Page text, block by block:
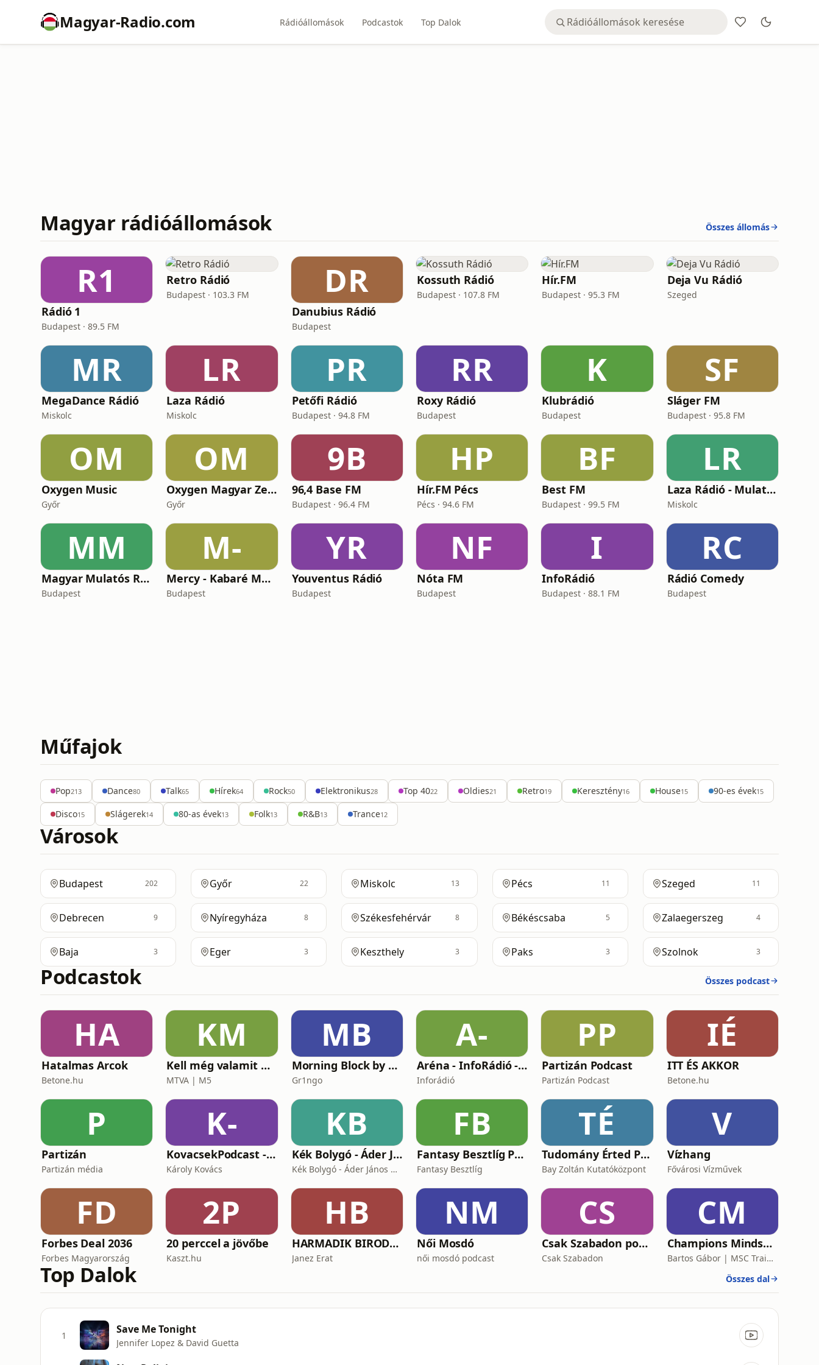
Magyar-Radio.com Rádióállomások Podcastok Top Dalok
Magyar rádióállomások Összes állomás
R1
Rádió 1
Budapest · 89.5 FM
Retro Rádió
Budapest · 103.3 FM DR
Danubius Rádió
Budapest
Kossuth Rádió
Budapest · 107.8 FM
Hír.FM
Budapest · 95.3 FM
Deja Vu Rádió
Szeged
MR
MegaDance Rádió
Miskolc
LR
Laza Rádió
Miskolc
PR
Petőfi Rádió
Budapest · 94.8 FM
RR
Roxy Rádió
Budapest
K
Klubrádió
Budapest
SF
Sláger FM
Budapest · 95.8 FM
OM
Oxygen Music
Győr
OM
Oxygen Magyar Zene
Győr
9B
96,4 Base FM
Budapest · 96.4 FM
HP
Hír.FM Pécs
Pécs · 94.6 FM
BF
Best FM
Budapest · 99.5 FM
LR
Laza Rádió - Mulatós
Miskolc
MM
Magyar Mulatós Rádió
Budapest
M-
Mercy - Kabaré Magyar Rádió
Budapest
YR
Youventus Rádió
Budapest
NF
Nóta FM
Budapest
I
InfoRádió
Budapest · 88.1 FM
RC
Rádió Comedy
Budapest
Műfajok
Pop213 Dance80 Talk65 Hírek64 Rock50 Elektronikus28 Top 4022 Oldies21 Retro19 Keresztény16 House15 90-es évek15
Disco15 Slágerek14 80-as évek13 Folk13 R&B13 Trance12
Városok
Budapest 202 Győr 22 Miskolc 13 Pécs 11 Szeged 11
Debrecen 9 Nyíregyháza 8 Székesfehérvár 8 Békéscsaba 5 Zalaegerszeg 4
Baja 3 Eger 3 Keszthely 3 Paks 3 Szolnok 3
Podcastok Összes podcast
HA
Hatalmas Arcok
Betone.hu
KM
Kell még valamit mondanom, Ildikó?
MTVA | M5
MB
Morning Block by Gr1ngo
Gr1ngo
A-
Aréna - InfoRádió - Infostart.hu
Inforádió
PP
Partizán Podcast
Partizán Podcast
IÉ
ITT ÉS AKKOR
Betone.hu
P
Partizán
Partizán média
K-
KovacsekPodcast - Értékes beszélgetések
Károly Kovács
KB
Kék Bolygó - Áder János podcastja
Kék Bolygó - Áder János podcastja
FB
Fantasy Besztlíg Podcast
Fantasy Besztlíg
TÉ
Tudomány Érted Podcast
Bay Zoltán Kutatóközpont
V
Vízhang
Fővárosi Vízművek
FD
Forbes Deal 2036
Forbes Magyarország
2P
20 perccel a jövőbe
Kaszt.hu
HB
HARMADIK BIRODALOM – a nemzetiszocializmus története
Janez Erat
NM
Női Mosdó
női mosdó podcast
CS
Csak Szabadon podcast
Csak Szabadon
CM
Champions Mindset Podcast
Bartos Gábor | MSC Training Group
Top Dalok Összes dal
1 Save Me Tonight
Jennifer Lopez & David Guetta